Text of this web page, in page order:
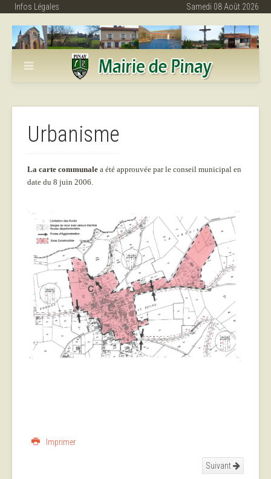
Infos Légales Samedi 08 Août 2026
Urbanisme
La carte communale a été approuvée par le conseil municipal en
date du 8 juin 2006.
Imprimer
Suivant